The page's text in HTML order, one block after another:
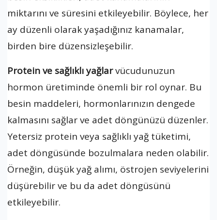
miktarını ve süresini etkileyebilir. Böylece, her
ay düzenli olarak yaşadığınız kanamalar,
birden bire düzensizleşebilir.
Protein ve sağlıklı yağlarvücudunuzun
hormon üretiminde önemli bir rol oynar. Bu
besin maddeleri, hormonlarınızın dengede
kalmasını sağlar ve adet döngünüzü düzenler.
Yetersiz protein veya sağlıklı yağ tüketimi,
adet döngüsünde bozulmalara neden olabilir.
Örneğin, düşük yağ alımı, östrojen seviyelerini
düşürebilir ve bu da adet döngüsünü
etkileyebilir.